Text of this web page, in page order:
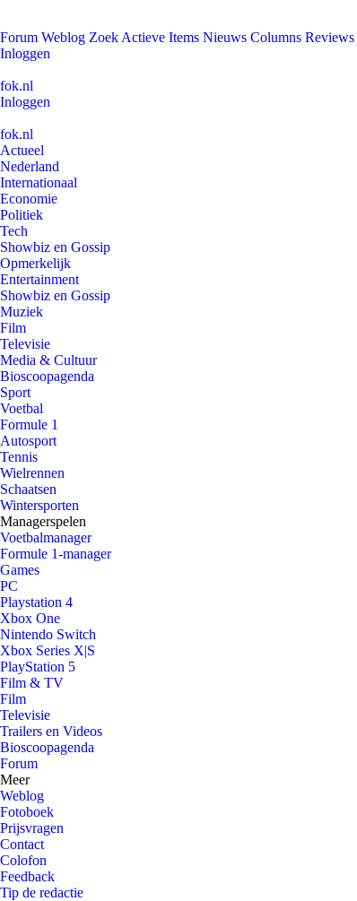
Forum Weblog Zoek Actieve Items Nieuws Columns Reviews
Inloggen
fok.nl
Inloggen
fok.nl
Actueel
Nederland
Internationaal
Economie
Politiek
Tech
Showbiz en Gossip
Opmerkelijk
Entertainment
Showbiz en Gossip
Muziek
Film
Televisie
Media & Cultuur
Bioscoopagenda
Sport
Voetbal
Formule 1
Autosport
Tennis
Wielrennen
Schaatsen
Wintersporten
Managerspelen
Voetbalmanager
Formule 1-manager
Games
PC
Playstation 4
Xbox One
Nintendo Switch
Xbox Series X|S
PlayStation 5
Film & TV
Film
Televisie
Trailers en Videos
Bioscoopagenda
Forum
Meer
Weblog
Fotoboek
Prijsvragen
Contact
Colofon
Feedback
Tip de redactie